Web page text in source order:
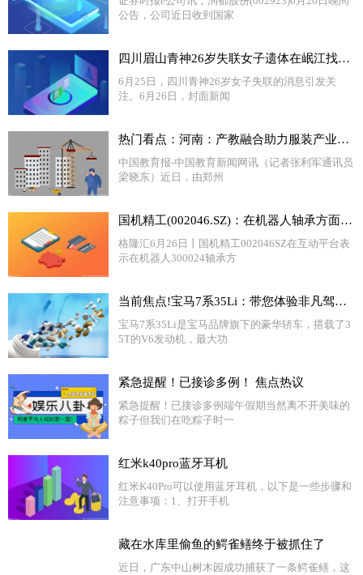
公告，公司近日收到国家
四川眉山青神26岁失联女子遗体在岷江找到 警方：正在调查中
6月25日，四川青神26岁女子失联的消息引发关
注。6月26日，封面新闻
热门看点：河南：产教融合助力服装产业数智化人才培育
中国教育报-中国教育新闻网讯（记者张利军通讯员
梁晓东）近日，由郑州
国机精工(002046.SZ)：在机器人轴承方面，公司有研发和制造能力，但目前尚未实现对外销售 天天信息
格隆汇6月26日丨国机精工002046SZ在互动平台表
示在机器人300024轴承方
当前焦点!宝马7系35Li：带您体验非凡驾驶乐趣！
宝马7系35Li是宝马品牌旗下的豪华轿车，搭载了3
5T的V6发动机，最大功
紧急提醒！已接诊多例！ 焦点热议
紧急提醒！已接诊多例端午假期当然离不开美味的
粽子但我们在吃粽子时一
红米k40pro蓝牙耳机
红米K40Pro可以使用蓝牙耳机，以下是一些步骤和
注意事项：1、打开手机
藏在水库里偷鱼的鳄雀鳝终于被抓住了
近日，广东中山树木园成功捕获了一条鳄雀鳝，这